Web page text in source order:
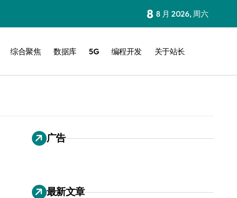
8 8 月 2026, 周六
综合聚焦 数据库 5G 编程开发 关于站长
广告
最新文章